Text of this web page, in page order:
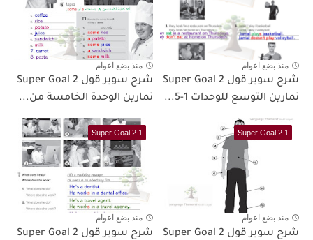
منذ بضع اعوام
شرح سوبر قول 2 Super Goal
تمارين التوسع للوحدات 1-5...
منذ بضع اعوام
شرح سوبر قول 2 Super Goal
تمارين الوحدة الخامسة من...
Super Goal 2.1
منذ بضع اعوام
شرح سوبر قول 2 Super Goal
Super Goal 2.1
منذ بضع اعوام
شرح سوبر قول 2 Super Goal